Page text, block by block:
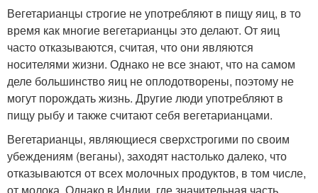
Вегетарианцы строгие не употребляют в пищу яиц, в то
время как многие вегетарианцы это делают. От яиц
часто отказываются, считая, что они являются
носителями жизни. Однако не все знают, что на самом
деле большинство яиц не оплодотворены, поэтому не
могут порождать жизнь. Другие люди употребляют в
пищу рыбу и также считают себя вегетарианцами.
Вегетарианцы, являющиеся сверхстрогими по своим
убеждениям (веганы), заходят настолько далеко, что
отказываются от всех молочных продуктов, в том числе,